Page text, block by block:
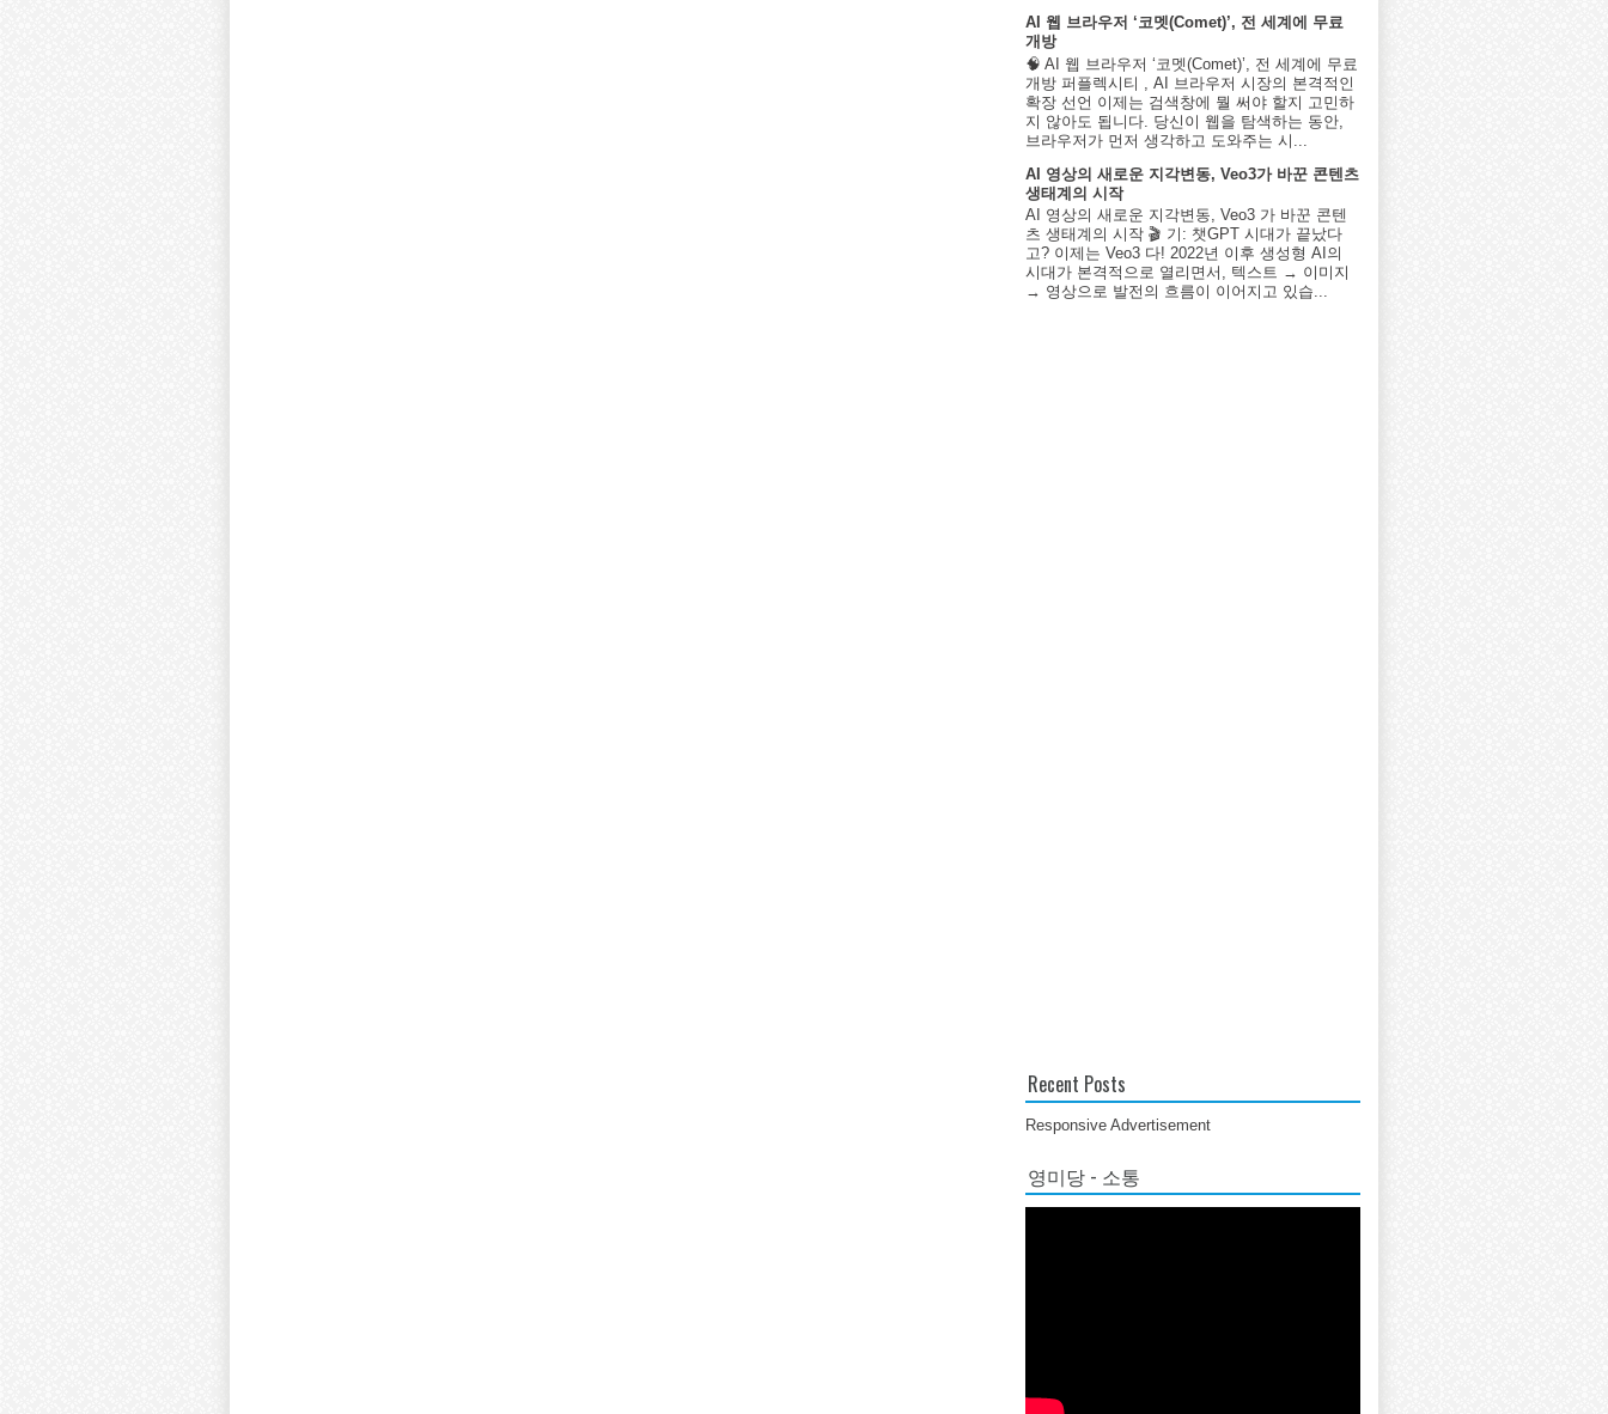
AI 웹 브라우저 ‘코멧(Comet)’, 전 세계에 무료
개방
🧠 AI 웹 브라우저 ‘코멧(Comet)’, 전 세계에 무료
개방 퍼플렉시티 , AI 브라우저 시장의 본격적인
확장 선언 이제는 검색창에 뭘 써야 할지 고민하
지 않아도 됩니다. 당신이 웹을 탐색하는 동안,
브라우저가 먼저 생각하고 도와주는 시...
AI 영상의 새로운 지각변동, Veo3가 바꾼 콘텐츠
생태계의 시작
AI 영상의 새로운 지각변동, Veo3 가 바꾼 콘텐
츠 생태계의 시작 🎬 기: 챗GPT 시대가 끝났다
고? 이제는 Veo3 다! 2022년 이후 생성형 AI의
시대가 본격적으로 열리면서, 텍스트 → 이미지
→ 영상으로 발전의 흐름이 이어지고 있습...
Recent Posts
Responsive Advertisement
영미당 - 소통